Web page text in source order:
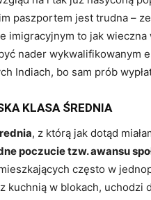
paszportem jest trudna –
imigracyjnym to jak
nader wykwalifikowanym
Indiach, bo sam prób
KLASA ŚREDNIA
, z którą jak dotąd
poczucie tzw. awansu
często w
kuchnią w blokach, uchodzi